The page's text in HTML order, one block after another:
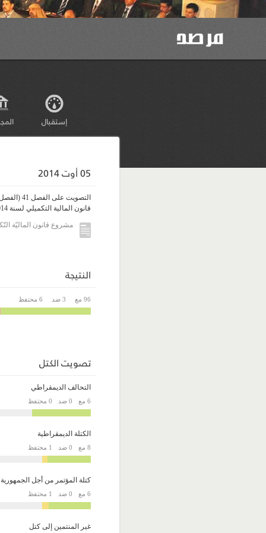
إستقبال
05 أوت 2014
قانون المالية التكميلي لسنة 2014
مشروع قانون الماليّة
النتيجة
96 مع 3 ضد 6 محتفظ
تصويت الكتل
التحالف الديمقراطي
6 مع 0 ضد 0 محتفظ
الكتلة الديمقراطية
8 مع 0 ضد 1 محتفظ
كتلة المؤتمر من أجل الجمهورية
6 مع 0 ضد 1 محتفظ
غير المنتمين إلى كتل